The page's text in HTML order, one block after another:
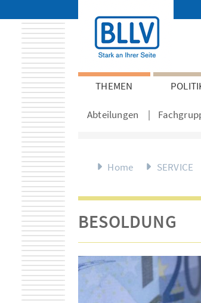
THEMEN
Abteilungen
Home SERVICE
BESOLDUNG